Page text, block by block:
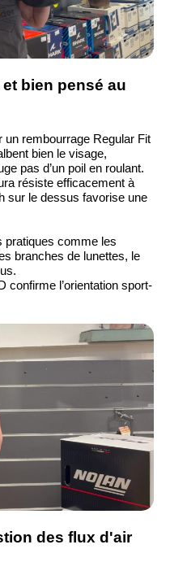
bien pensé au
un rembourrage Regular Fit
bien le visage,
pas d’un poil en roulant.
résiste efficacement à
sur le dessus favorise une
pratiques comme les
branches de lunettes, le
confirme l’orientation sport-
des flux d'air